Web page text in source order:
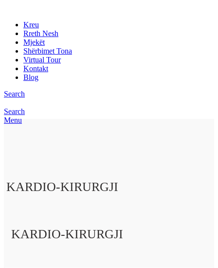
Kreu
Rreth Nesh
Mjekët
Shërbimet Tona
Virtual Tour
Kontakt
Blog
Search
Search
Menu
KARDIO-KIRURGJI
KARDIO-KIRURGJI